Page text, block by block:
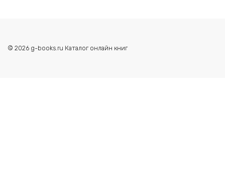
© 2026 g-books.ru Каталог онлайн книг